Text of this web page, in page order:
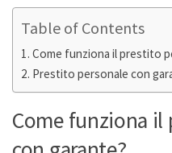
Table of Contents
Come funziona il prestito
Prestito personale con
Come funziona